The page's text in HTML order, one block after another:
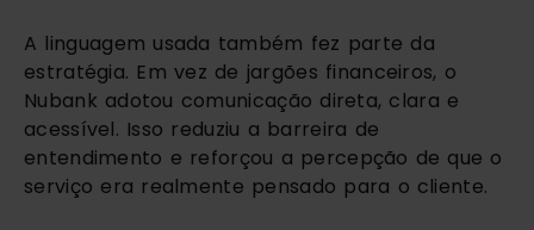
A linguagem usada também fez parte da
estratégia. Em vez de jargões financeiros, o
Nubank adotou comunicação direta, clara e
acessível. Isso reduziu a barreira de
entendimento e reforçou a percepção de que o
serviço era realmente pensado para o cliente.